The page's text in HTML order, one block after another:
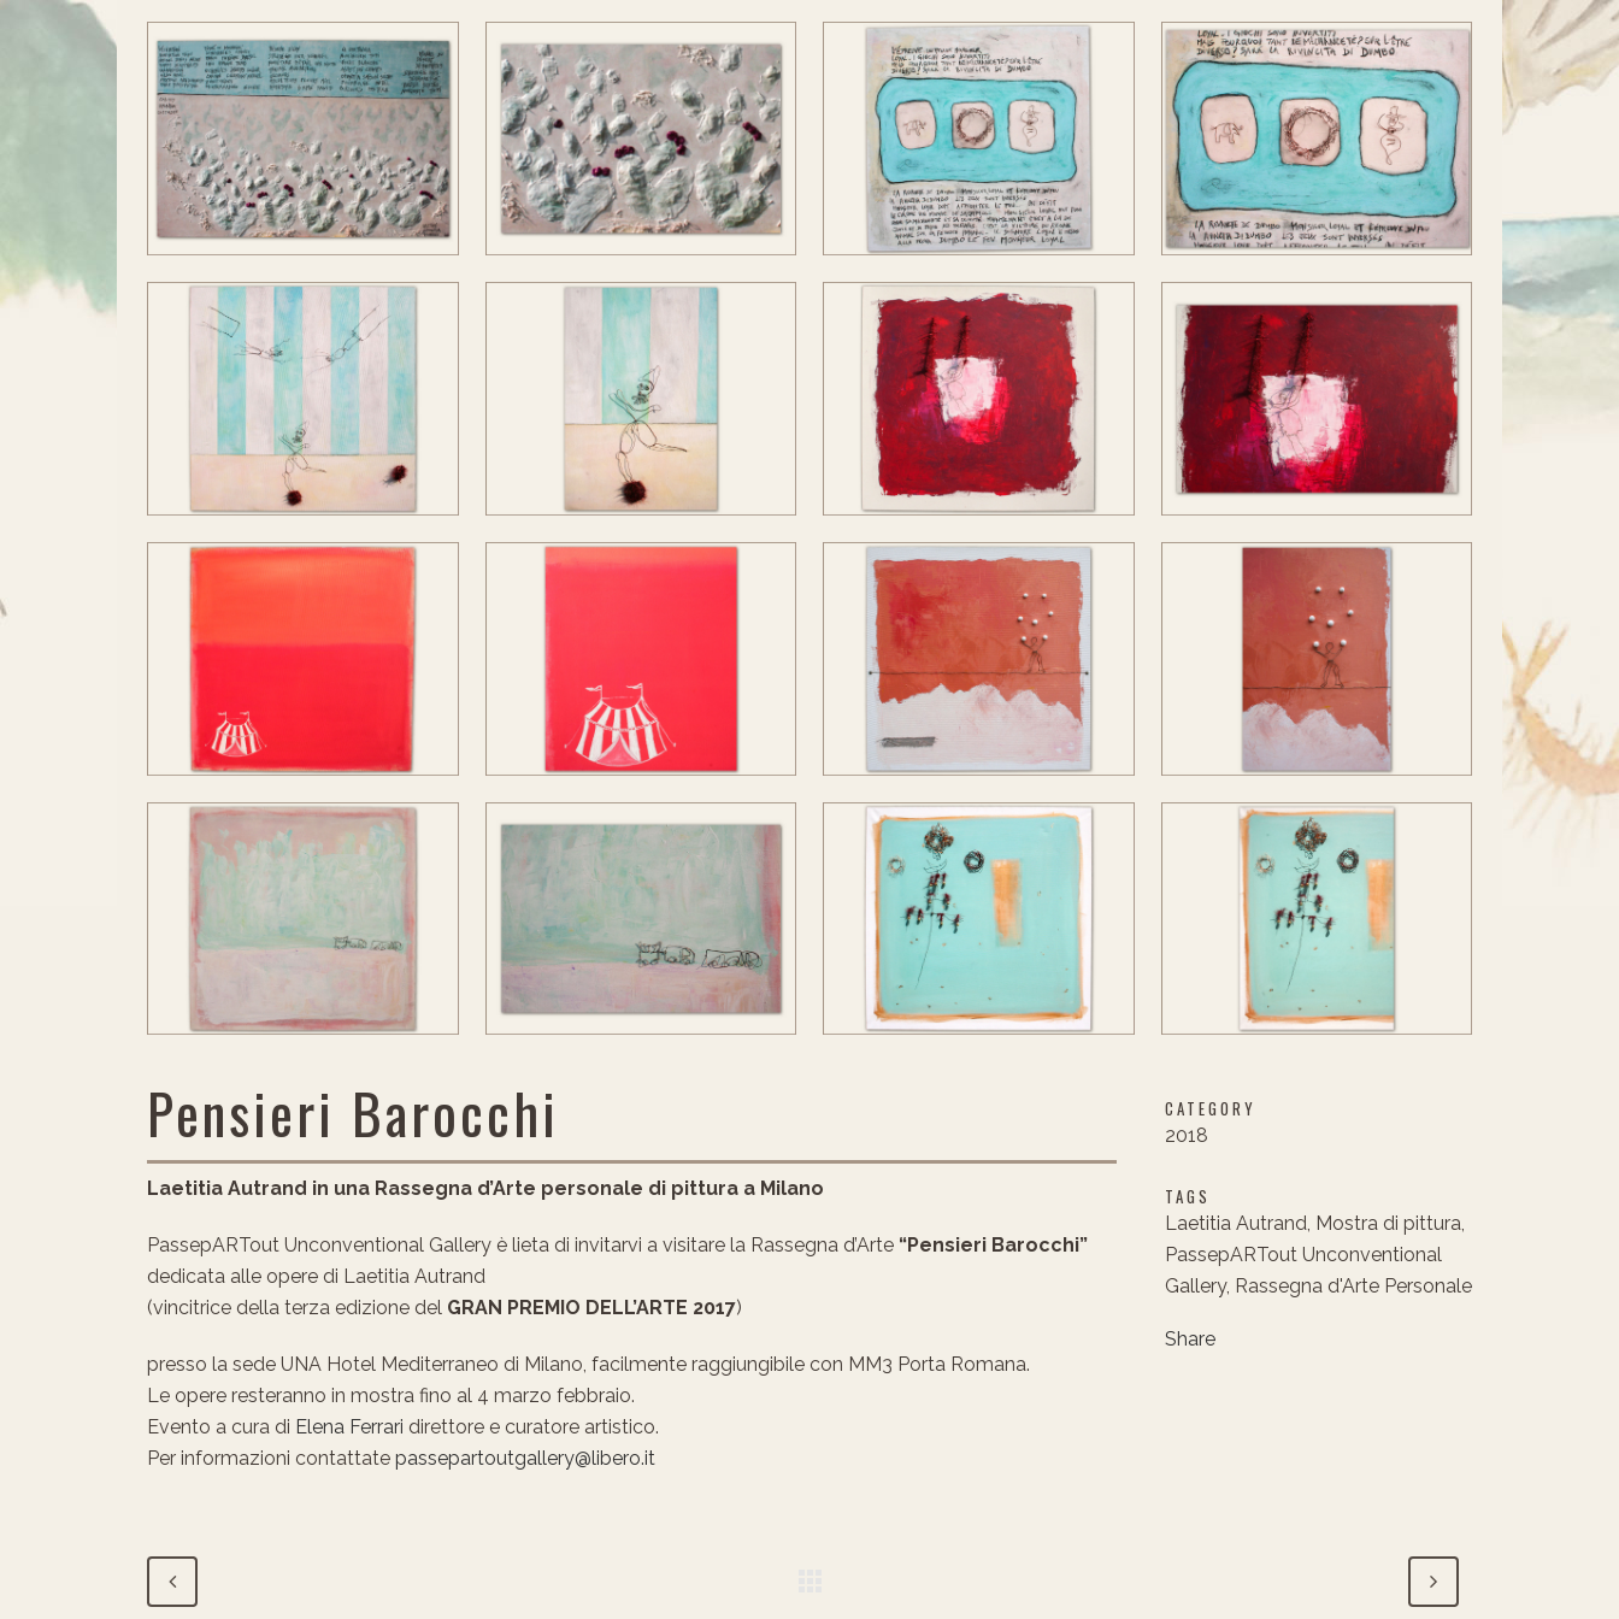
Pensieri Barocchi
Laetitia Autrand in una Rassegna d’Arte personale di pittura a Milano
PassepARTout Unconventional Gallery è lieta di invitarvi a visitare la Rassegna d’Arte “Pensieri Barocchi”
dedicata alle opere di Laetitia Autrand
(vincitrice della terza edizione del GRAN PREMIO DELL’ARTE 2017)
presso la sede UNA Hotel Mediterraneo di Milano, facilmente raggiungibile con MM3 Porta Romana.
Le opere resteranno in mostra fino al 4 marzo febbraio.
Evento a cura di Elena Ferrari direttore e curatore artistico.
Per informazioni contattate passepartoutgallery@libero.it
CATEGORY
2018
TAGS
Laetitia Autrand, Mostra di pittura,
PassepARTout Unconventional
Gallery, Rassegna d'Arte Personale
Share